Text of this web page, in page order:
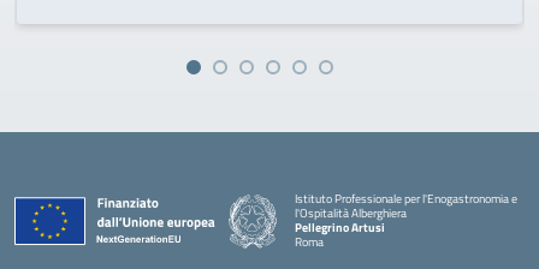
Istituto Professionale per l'Enogastronomia e
l'Ospitalità Alberghiera
Pellegrino Artusi
Roma